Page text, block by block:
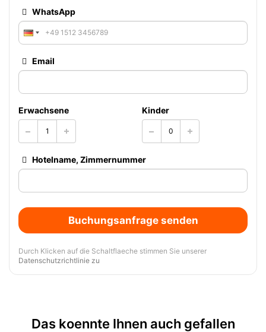
WhatsApp
Email
Erwachsene Kinder
Hotelname, Zimmernummer
Buchungsanfrage senden
Durch Klicken auf die Schaltflaeche stimmen Sie unserer
Datenschutzrichtlinie zu
Das koennte Ihnen auch gefallen